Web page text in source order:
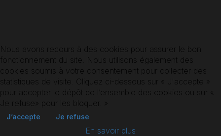
Nous avons recours à des cookies pour assurer le bon
fonctionnement du site. Nous utilisons également des
cookies soumis à votre consentement pour collecter des
statistiques de visite. Cliquez ci-dessous sur « J'accepte »
pour accepter le dépôt de l’ensemble des cookies ou sur «
Je refuse» pour les bloquer. »
J’accepte Je refuse
En savoir plus